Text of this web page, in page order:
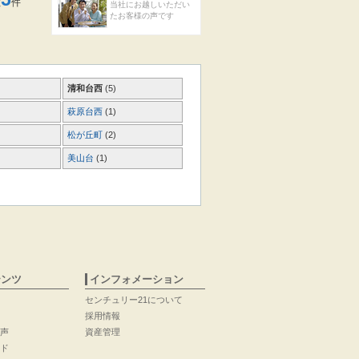
件
当社にお越しいただい
たお客様の声です
清和台西 (5)
萩原台西 (1)
松が丘町 (2)
美山台 (1)
ツ インフォメーション
センチュリー21について
採用情報
資産管理